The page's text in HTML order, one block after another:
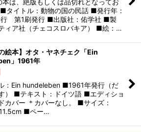
は、絶版もしくは品切れとなってお
タイトル：動物の国の民話 ■発行年：
第1刷発行 ■出版社：佑学社 ■製
ィア社（チェコスロバキア） ■絵：…
絵本】オタ・ヤネチェク「Ein
」1961年
：Ein hundeleben ■1961年発行（だ
） ■テキスト：ドイツ語 ■エディショ
カバー ＊カバーなし。 ■サイズ：
■ペー…